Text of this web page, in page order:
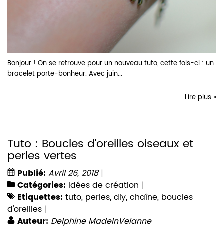
Bonjour ! On se retrouve pour un nouveau tuto, cette fois-ci : un
bracelet porte-bonheur. Avec juin...
Lire plus »
Tuto : Boucles d'oreilles oiseaux et
perles vertes
Publié: Avril 26, 2018
Catégories: Idées de création
Etiquettes: tuto, perles,diy,chaîne, boucles
d'oreilles
Auteur: Delphine MadeInVelanne